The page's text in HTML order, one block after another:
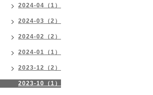
2024-04（1）
2024-03（2）
2024-02（2）
2024-01（1）
2023-12（2）
2023-10（1）